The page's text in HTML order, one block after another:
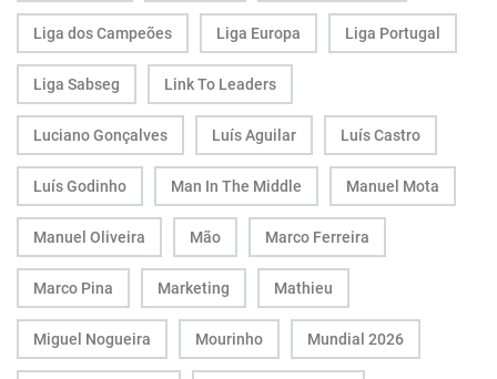
Liga dos Campeões Liga Europa Liga Portugal
Liga Sabseg Link To Leaders
Luciano Gonçalves Luís Aguilar Luís Castro
Luís Godinho Man In The Middle Manuel Mota
Manuel Oliveira Mão Marco Ferreira
Marco Pina Marketing Mathieu
Miguel Nogueira Mourinho Mundial 2026